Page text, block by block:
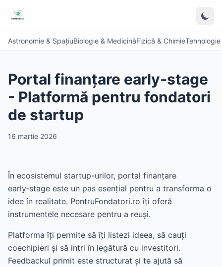
Astronomie & SpațiuBiologie & MedicinăFizică & Chimie
Portal finanțare early‑stage
- Platformă pentru fondatori
de startup
16 martie 2026
În ecosistemul startup-urilor, portal finanțare
early‑stage este un pas esențial pentru a transforma o
idee în realitate. PentruFondatori.ro îți oferă
instrumentele necesare pentru a reuși.
Platforma îți permite să îți listezi ideea, să cauți
coechipieri și să intri în legătură cu investitori.
Feedbackul primit este structurat și te ajută să